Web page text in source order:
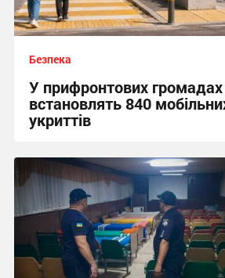
Безпека
У прифронтових громадах
встановлять 840
укриттів
12:57 вчора